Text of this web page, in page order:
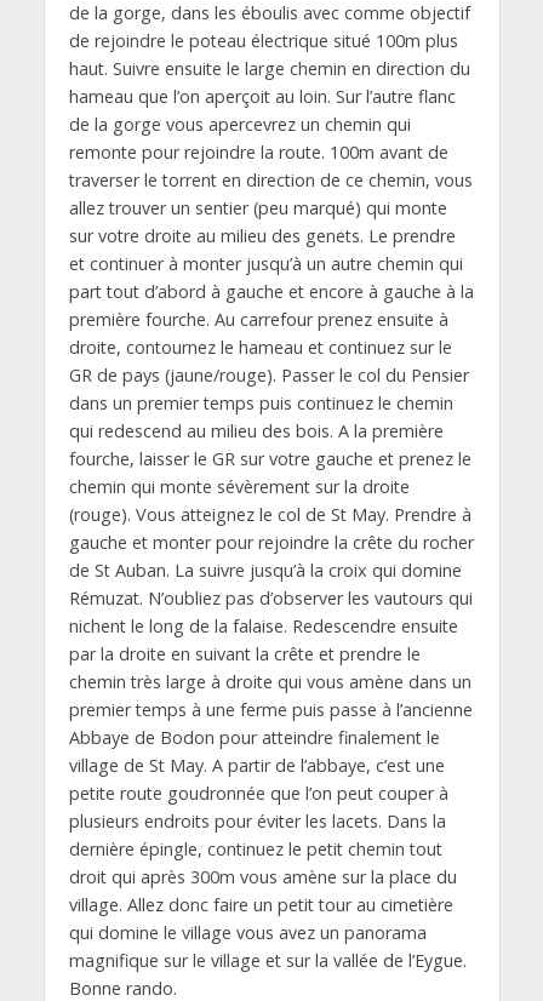
de la gorge, dans les éboulis avec comme objectif
de rejoindre le poteau électrique situé 100m plus
haut. Suivre ensuite le large chemin en direction du
hameau que l’on aperçoit au loin. Sur l’autre flanc
de la gorge vous apercevrez un chemin qui
remonte pour rejoindre la route. 100m avant de
traverser le torrent en direction de ce chemin, vous
allez trouver un sentier (peu marqué) qui monte
sur votre droite au milieu des genets. Le prendre
et continuer à monter jusqu’à un autre chemin qui
part tout d’abord à gauche et encore à gauche à la
première fourche. Au carrefour prenez ensuite à
droite, contournez le hameau et continuez sur le
GR de pays (jaune/rouge). Passer le col du Pensier
dans un premier temps puis continuez le chemin
qui redescend au milieu des bois. A la première
fourche, laisser le GR sur votre gauche et prenez le
chemin qui monte sévèrement sur la droite
(rouge). Vous atteignez le col de St May. Prendre à
gauche et monter pour rejoindre la crête du rocher
de St Auban. La suivre jusqu’à la croix qui domine
Rémuzat. N’oubliez pas d’observer les vautours qui
nichent le long de la falaise. Redescendre ensuite
par la droite en suivant la crête et prendre le
chemin très large à droite qui vous amène dans un
premier temps à une ferme puis passe à l’ancienne
Abbaye de Bodon pour atteindre finalement le
village de St May. A partir de l’abbaye, c’est une
petite route goudronnée que l’on peut couper à
plusieurs endroits pour éviter les lacets. Dans la
dernière épingle, continuez le petit chemin tout
droit qui après 300m vous amène sur la place du
village. Allez donc faire un petit tour au cimetière
qui domine le village vous avez un panorama
magnifique sur le village et sur la vallée de l’Eygue.
Bonne rando.